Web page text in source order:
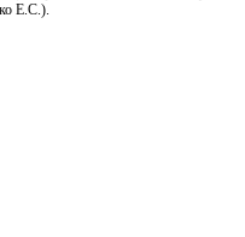
Е.С.).